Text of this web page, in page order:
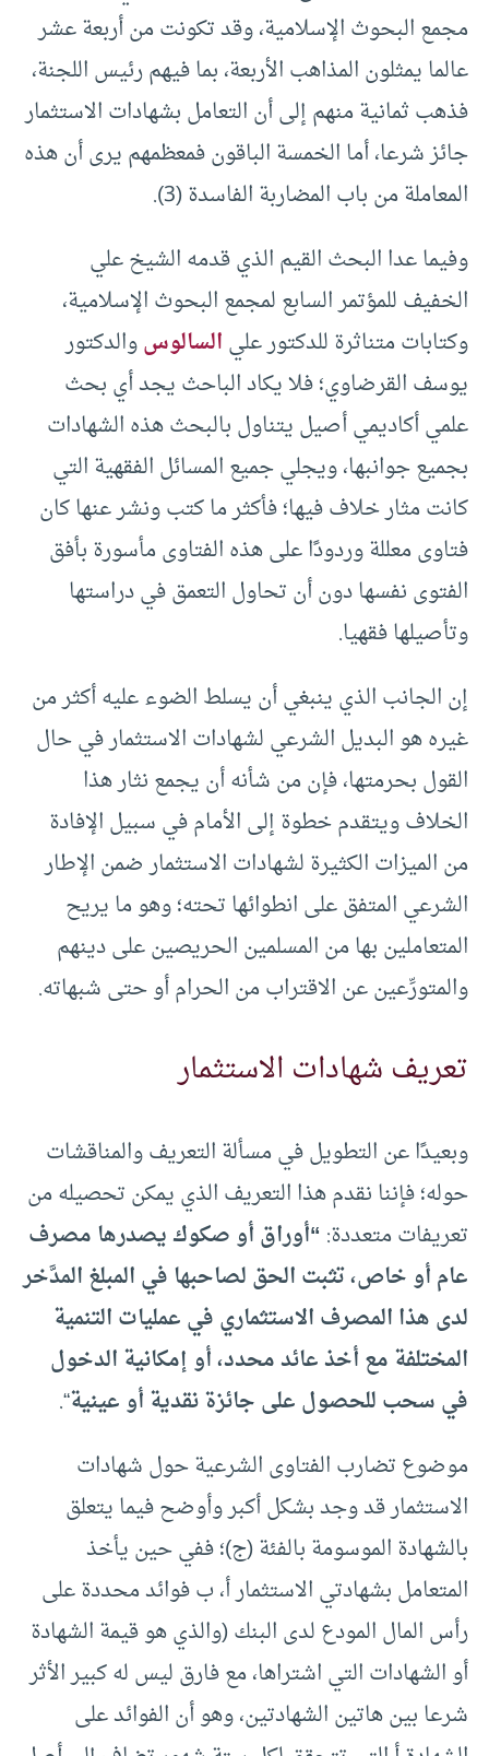
مجمع البحوث الإسلامية، وقد تكونت من أربعة عشر
عالما يمثلون المذاهب الأربعة، بما فيهم رئيس اللجنة،
فذهب ثمانية منهم إلى أن التعامل بشهادات الاستثمار
جائز شرعا، أما الخمسة الباقون فمعظمهم يرى أن هذه
المعاملة من باب المضاربة الفاسدة (3).
وفيما عدا البحث القيم الذي قدمه الشيخ علي
الخفيف للمؤتمر السابع لمجمع البحوث الإسلامية،
وكتابات متناثرة للدكتور عليالسالوسوالدكتور
يوسف القرضاوي؛ فلا يكاد الباحث يجد أي بحث
علمي أكاديمي أصيل يتناول بالبحث هذه الشهادات
بجميع جوانبها، ويجلي جميع المسائل الفقهية التي
كانت مثار خلاف فيها؛ فأكثر ما كتب ونشر عنها كان
فتاوى معللة وردودًا على هذه الفتاوى مأسورة بأفق
الفتوى نفسها دون أن تحاول التعمق في دراستها
وتأصيلها فقهيا.
إن الجانب الذي ينبغي أن يسلط الضوء عليه أكثر من
غيره هو البديل الشرعي لشهادات الاستثمار في حال
القول بحرمتها، فإن من شأنه أن يجمع نثار هذا
الخلاف ويتقدم خطوة إلى الأمام في سبيل الإفادة
من الميزات الكثيرة لشهادات الاستثمار ضمن الإطار
الشرعي المتفق على انطوائها تحته؛ وهو ما يريح
المتعاملين بها من المسلمين الحريصين على دينهم
والمتورِّعين عن الاقتراب من الحرام أو حتى شبهاته.
تعريف شهادات الاستثمار
وبعيدًا عن التطويل في مسألة التعريف والمناقشات
حوله؛ فإننا نقدم هذا التعريف الذي يمكن تحصيله من
تعريفات متعددة: “أوراق أو صكوك يصدرها مصرف
عام أو خاص، تثبت الحق لصاحبها في المبلغ المدَّخر
لدى هذا المصرف الاستثماري في عمليات التنمية
المختلفة مع أخذ عائد محدد، أو إمكانية الدخول
في سحب للحصول على جائزة نقدية أو عينية“.
موضوع تضارب الفتاوى الشرعية حول شهادات
الاستثمار قد وجد بشكل أكبر وأوضح فيما يتعلق
بالشهادة الموسومة بالفئة (ج)؛ ففي حين يأخذ
المتعامل بشهادتي الاستثمار أ، ب فوائد محددة على
رأس المال المودع لدى البنك (والذي هو قيمة الشهادة
أو الشهادات التي اشتراها، مع فارق ليس له كبير الأثر
شرعا بين هاتين الشهادتين، وهو أن الفوائد على